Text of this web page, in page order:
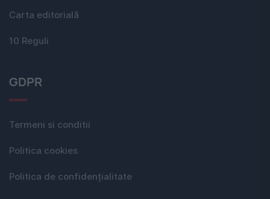
Carta editorială
10 Reguli
GDPR
Termeni si conditii
Politica cookies
Politica de confidențialitate